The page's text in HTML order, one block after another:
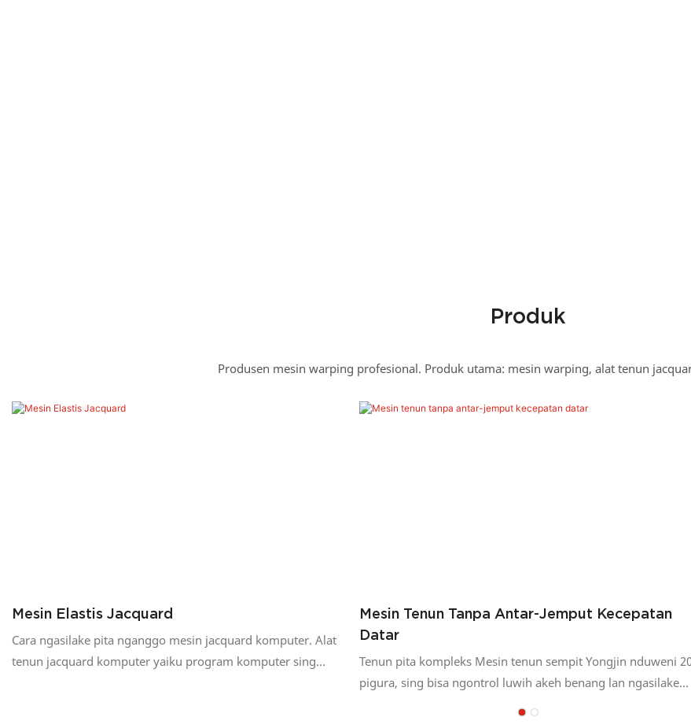
Produk
Produsen mesin warping profesional. Produk utama: mesin warping, alat tenun
Mesin Elastis Jacquard
Cara ngasilake pita nganggo mesin jacquard komputer. Alat
tenun jacquard komputer yaiku program komputer sing
Mesin Tenun Tanpa Antar-Jemput Kecepatan
Datar
Tenun pita kompleks Mesin tenun sempit Yongjin nduweni
pigura, sing bisa ngontrol luwih akeh benang lan ngasilake